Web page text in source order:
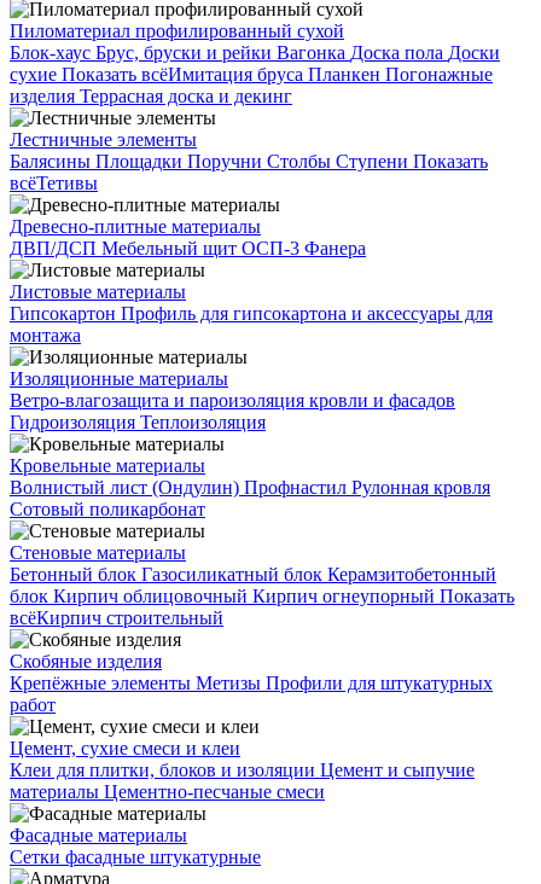
Пиломатериал профилированный сухой
Блок-хаус Брус, бруски и рейки Вагонка Доска пола Доски
сухие Показать всёИмитация бруса Планкен Погонажные
изделия Террасная доска и декинг
Лестничные элементы
Балясины Площадки Поручни Столбы Ступени Показать
всёТетивы
Древесно-плитные материалы
ДВП/ДСП Мебельный щит ОСП-3 Фанера
Листовые материалы
Гипсокартон Профиль для гипсокартона и аксессуары для
монтажа
Изоляционные материалы
Ветро-влагозащита и пароизоляция кровли и фасадов
Гидроизоляция Теплоизоляция
Кровельные материалы
Волнистый лист (Ондулин) Профнастил Рулонная кровля
Сотовый поликарбонат
Стеновые материалы
Бетонный блок Газосиликатный блок Керамзитобетонный
блок Кирпич облицовочный Кирпич огнеупорный Показать
всёКирпич строительный
Скобяные изделия
Крепёжные элементы Метизы Профили для штукатурных
работ
Цемент, сухие смеси и клеи
Клеи для плитки, блоков и изоляции Цемент и сыпучие
материалы Цементно-песчаные смеси
Фасадные материалы
Сетки фасадные штукатурные